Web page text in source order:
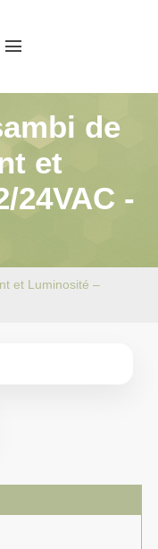
menu
de
et
24VAC -
et Luminosité –